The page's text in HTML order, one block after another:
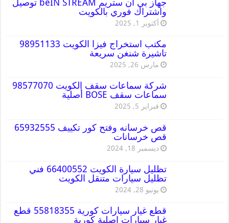
جهاز بي ان ستريم beIN STREAM توصيل
واشتراك فوري بالكويت
أكتوبر 1, 2025
مكتب استخراج فيزا الكويت 98951133
تاشيرة شنغن سريعة
مارس 26, 2025
شركة سماعات سقف الكويت 98577070
سماعات سقف BOSE أصلية
فبراير 5, 2025
قص خرسانه وفتح كور تكييف 65932555
قص خرسانات
ديسمبر 18, 2024
تظليل سيارة الكويت 66400552 فني
تظليل سيارات متنقل الكويت
يونيو 28, 2024
قطع غيار سيارات كورية 55818355 قطع
غيار سيارات اصلية كورية